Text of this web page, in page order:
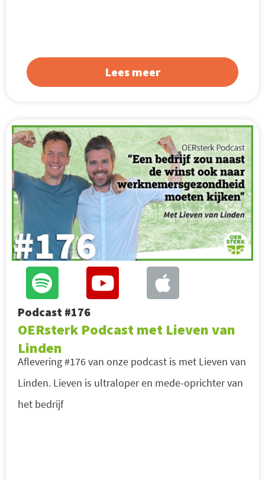
Lees meer
Podcast #176
OERsterk Podcast met Lieven van
Linden
Aflevering #176 van onze podcast is met Lieven van
Linden. Lieven is ultraloper en mede-oprichter van
het bedrijf